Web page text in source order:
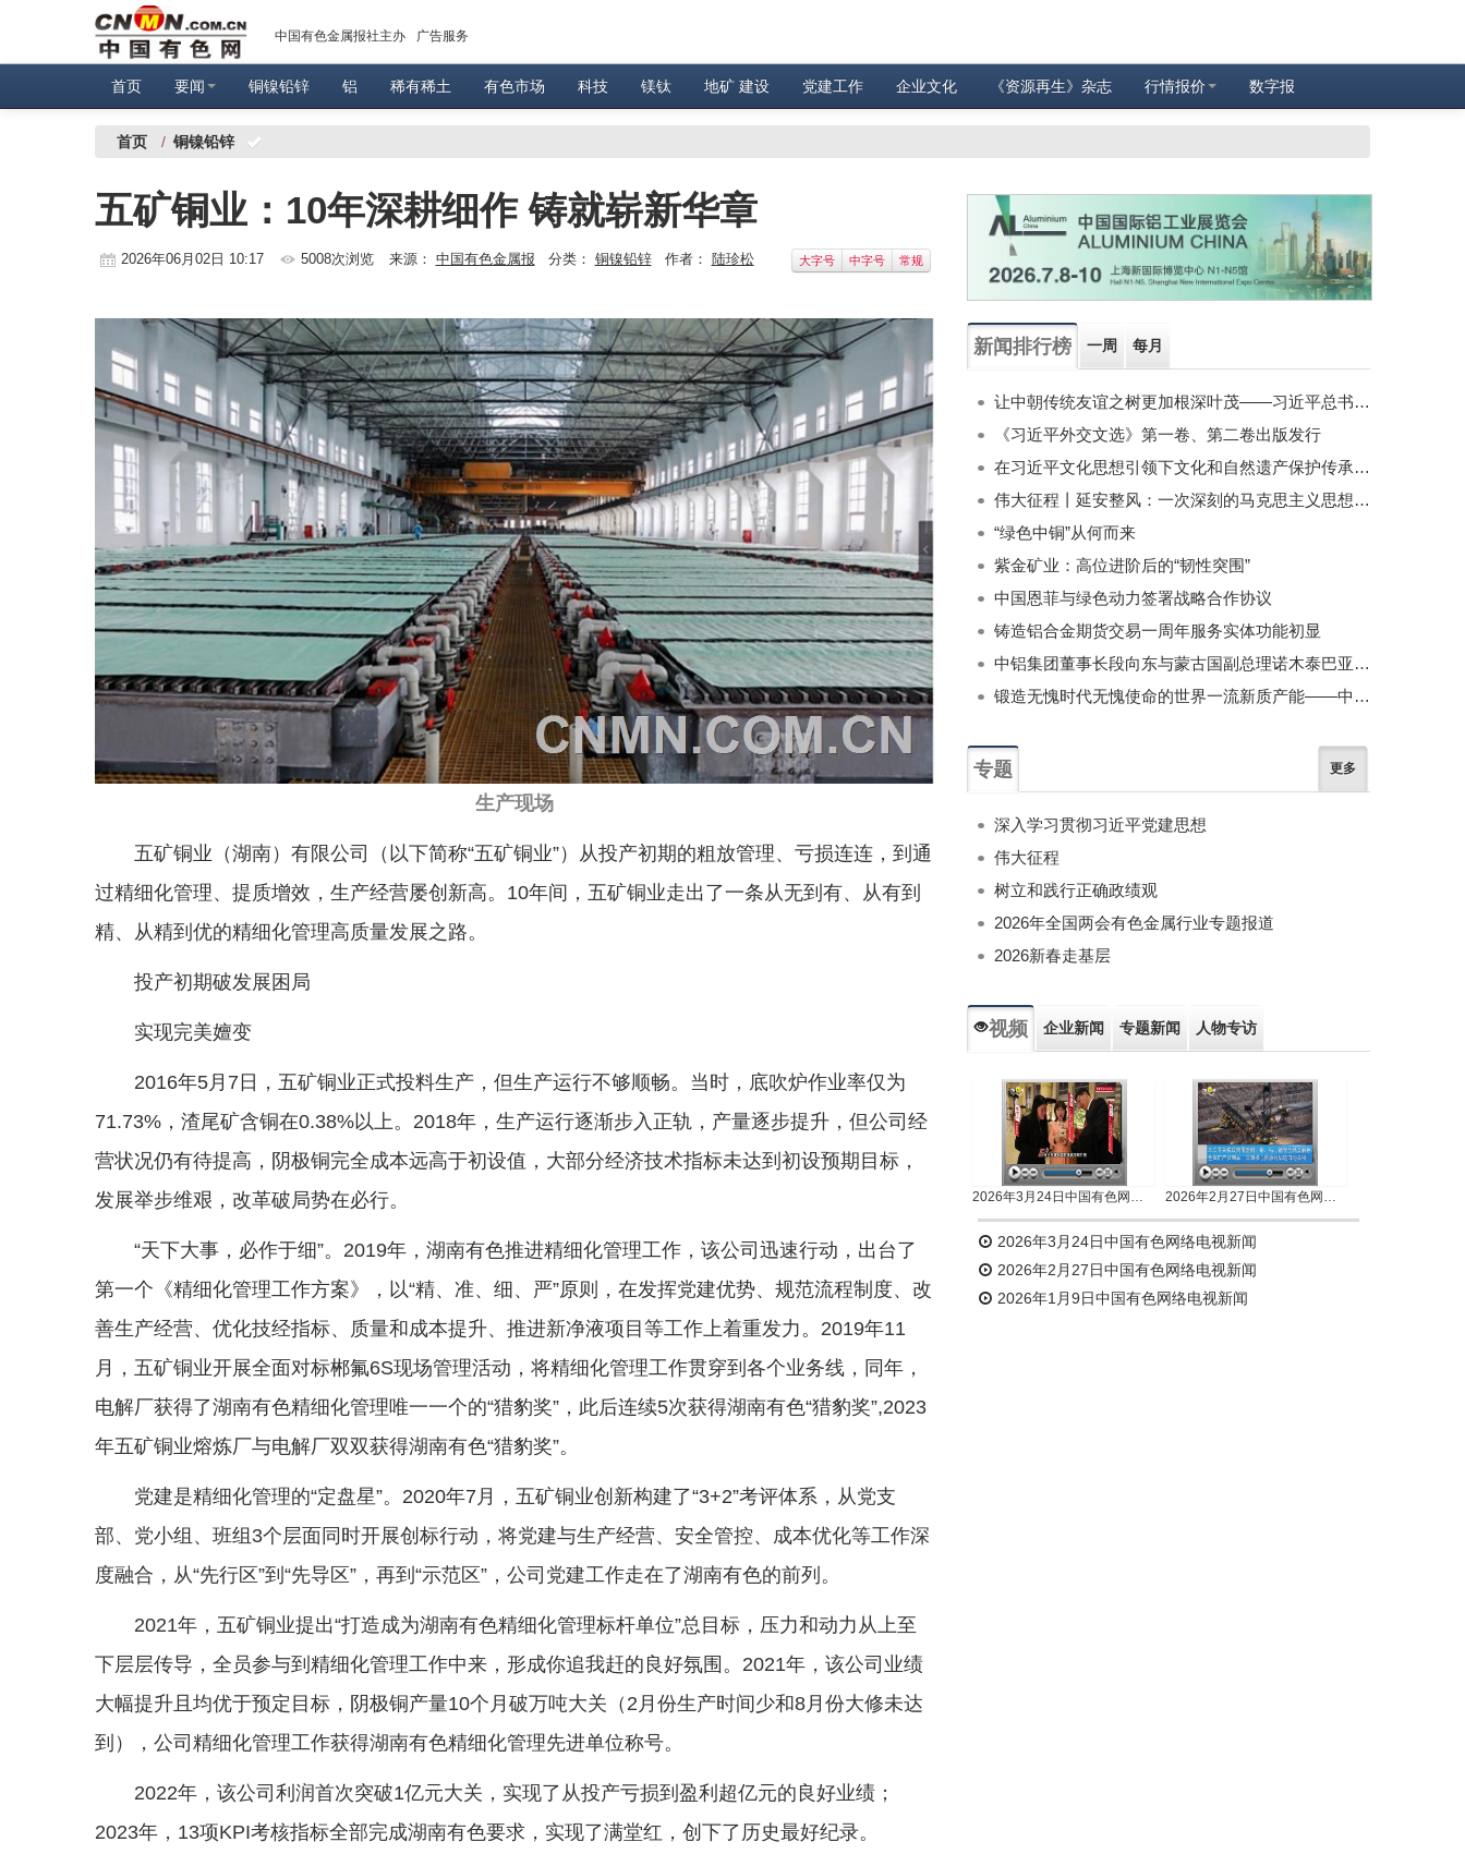
中国有色金属报社主办 广告服务
首页 要闻 铜镍铅锌 铝 稀有稀土 有色市场 科技 镁钛 地矿 建设 党建工作 企业文化 《资源再生》杂志 行情报价 数字报
首页 / 铜镍铅锌
五矿铜业：10年深耕细作 铸就崭新华章
2026年06月02日 10:17 5008次浏览 来源： 中国有色金属报 分类： 铜镍铅锌作者： 陆珍松 大字号 中字号 常规
生产现场
五矿铜业（湖南）有限公司（以下简称“五矿铜业”）从投产初期的粗放管理、亏损连连，到通
过精细化管理、提质增效，生产经营屡创新高。10年间，五矿铜业走出了一条从无到有、从有到
精、从精到优的精细化管理高质量发展之路。
投产初期破发展困局
实现完美嬗变
2016年5月7日，五矿铜业正式投料生产，但生产运行不够顺畅。当时，底吹炉作业率仅为
71.73%，渣尾矿含铜在0.38%以上。2018年，生产运行逐渐步入正轨，产量逐步提升，但公司经
营状况仍有待提高，阴极铜完全成本远高于初设值，大部分经济技术指标未达到初设预期目标，
发展举步维艰，改革破局势在必行。
“天下大事，必作于细”。2019年，湖南有色推进精细化管理工作，该公司迅速行动，出台了
第一个《精细化管理工作方案》，以“精、准、细、严”原则，在发挥党建优势、规范流程制度、改
善生产经营、优化技经指标、质量和成本提升、推进新净液项目等工作上着重发力。2019年11
月，五矿铜业开展全面对标郴氟6S现场管理活动，将精细化管理工作贯穿到各个业务线，同年，
电解厂获得了湖南有色精细化管理唯一一个的“猎豹奖”，此后连续5次获得湖南有色“猎豹奖”,2023
年五矿铜业熔炼厂与电解厂双双获得湖南有色“猎豹奖”。
党建是精细化管理的“定盘星”。2020年7月，五矿铜业创新构建了“3+2”考评体系，从党支
部、党小组、班组3个层面同时开展创标行动，将党建与生产经营、安全管控、成本优化等工作深
度融合，从“先行区”到“先导区”，再到“示范区”，公司党建工作走在了湖南有色的前列。
2021年，五矿铜业提出“打造成为湖南有色精细化管理标杆单位”总目标，压力和动力从上至
下层层传导，全员参与到精细化管理工作中来，形成你追我赶的良好氛围。2021年，该公司业绩
大幅提升且均优于预定目标，阴极铜产量10个月破万吨大关（2月份生产时间少和8月份大修未达
到），公司精细化管理工作获得湖南有色精细化管理先进单位称号。
2022年，该公司利润首次突破1亿元大关，实现了从投产亏损到盈利超亿元的良好业绩；
2023年，13项KPI考核指标全部完成湖南有色要求，实现了满堂红，创下了历史最好纪录。
新闻排行榜 一周 每月
让中朝传统友谊之树更加根深叶茂——习近平总书记对朝鲜进行国事访问纪实
《习近平外交文选》第一卷、第二卷出版发行
在习近平文化思想引领下文化和自然遗产保护传承利用工作开创新局面
伟大征程丨延安整风：一次深刻的马克思主义思想教育运动
“绿色中铜”从何而来
紫金矿业：高位进阶后的“韧性突围”
中国恩菲与绿色动力签署战略合作协议
铸造铝合金期货交易一周年服务实体功能初显
中铝集团董事长段向东与蒙古国副总理诺木泰巴亚尔举行会谈
锻造无愧时代无愧使命的世界一流新质产能——中国有色金属工业的战略应对与破局之道（二）
专题 更多
深入学习贯彻习近平党建思想
伟大征程
树立和践行正确政绩观
2026年全国两会有色金属行业专题报道
2026新春走基层
视频 企业新闻 专题新闻 人物专访
2026年3月24日中国有色网络电视新闻 2026年2月27日中国有色网络电视新闻
2026年3月24日中国有色网络电视新闻
2026年2月27日中国有色网络电视新闻
2026年1月9日中国有色网络电视新闻